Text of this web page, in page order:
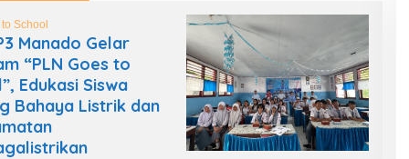
School
Manado Gelar
“PLN Goes to
Edukasi Siswa
Bahaya Listrik dan